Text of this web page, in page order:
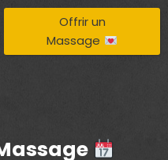
Offrir un
Massage